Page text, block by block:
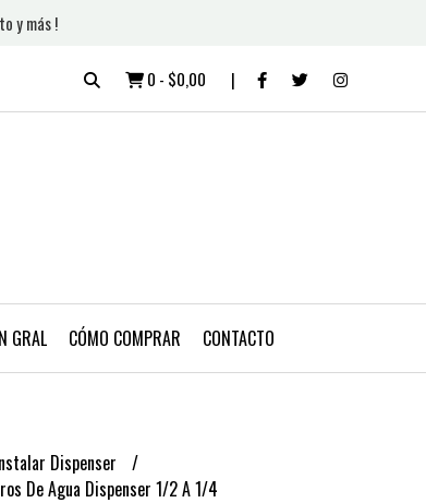
y más !
0 - $0,00
GRAL CÓMO COMPRAR CONTACTO
Dispenser
De Agua Dispenser 1/2 A 1/4